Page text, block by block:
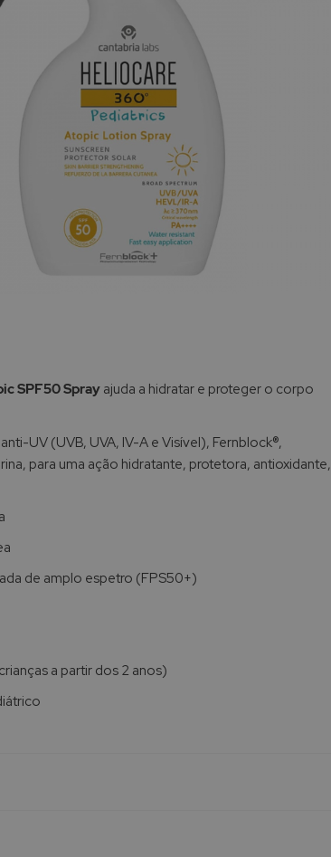
SPF50 Spray ajuda a hidratar e proteger o corpo
UV (UVB, UVA, IV-A e Visível), Fernblock®,
para uma ação hidratante, protetora, antioxidante,
de amplo espetro (FPS50+)
a partir dos 2 anos)